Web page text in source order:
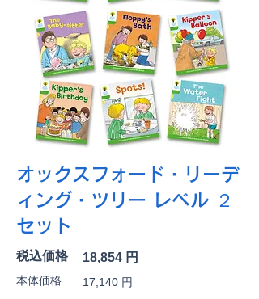
オックスフォード・リーデ
ィング・ツリー レベル ２
セット
税込価格 18,854 円
本体価格 17,140 円